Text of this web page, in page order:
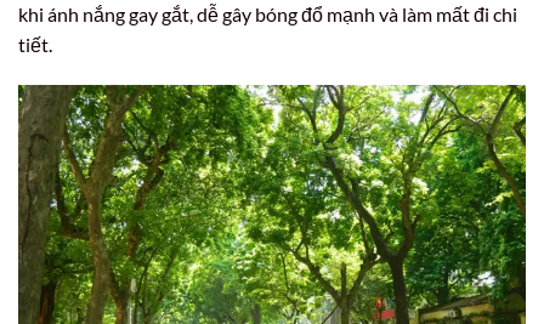
khi ánh nắng gay gắt, dễ gây bóng đổ mạnh và làm mất đi chi
tiết.